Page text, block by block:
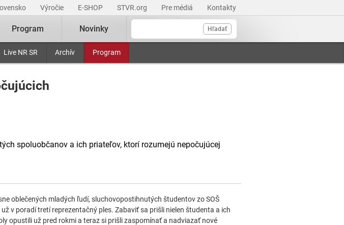
Výročie E-SHOP STVR.org Pre médiá Kontakty
Hľadať
Live NR SR Archív Program
Program Novinky
spoluobčanov a ich priateľov, ktorí rozumejú nepočujúcej
oblečených mladých ľudí, sluchovopostihnutých študentov zo SOŠ
v poradí tretí reprezentačný ples. Zabaviť sa prišli nielen študenta a ich
opustili už pred rokmi a teraz si prišli zaspomínať a nadviazať nové